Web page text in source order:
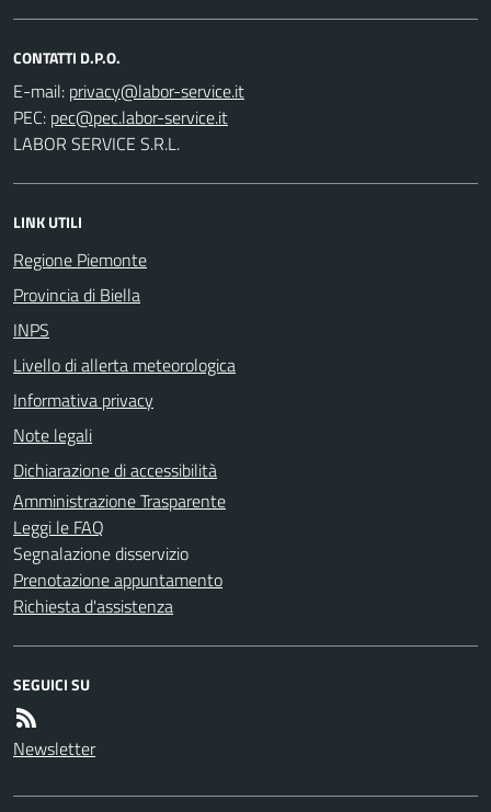
CONTATTI D.P.O.
E-mail:
PEC:
LABOR SERVICE S.R.L.
LINK UTILI
Regione Piemonte
Provincia di Biella
INPS
Livello di allerta meteorologica
Informativa privacy
Note legali
Dichiarazione di accessibilità
Amministrazione Trasparente
Leggi le FAQ
Segnalazione disservizio
Prenotazione appuntamento
Richiesta d'assistenza
SEGUICI SU
Newsletter